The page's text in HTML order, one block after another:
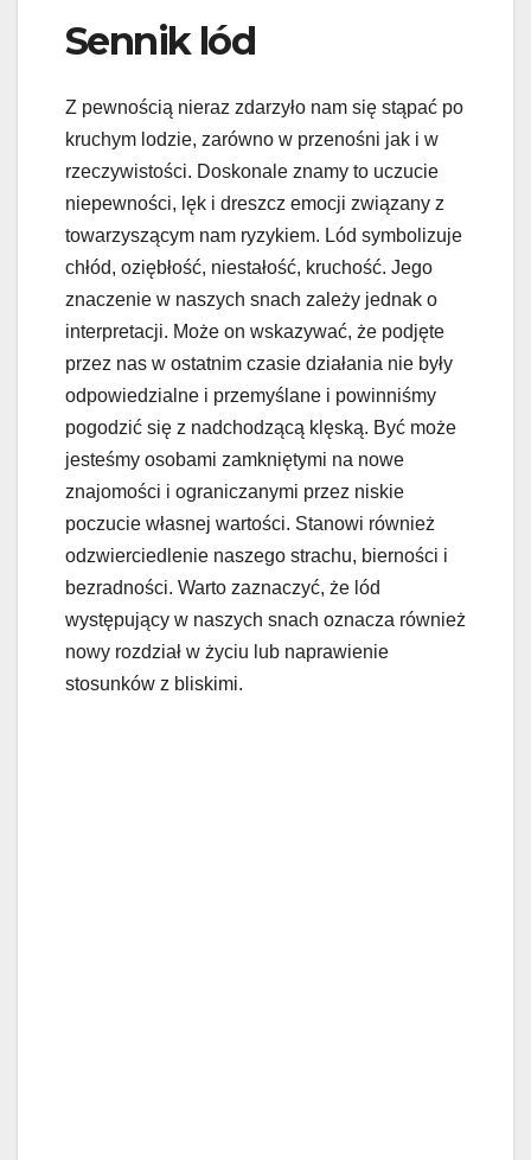
Sennik lód
Z pewnością nieraz zdarzyło nam się stąpać po
kruchym lodzie, zarówno w przenośni jak i w
rzeczywistości. Doskonale znamy to uczucie
niepewności, lęk i dreszcz emocji związany z
towarzyszącym nam ryzykiem. Lód symbolizuje
chłód, oziębłość, niestałość, kruchość. Jego
znaczenie w naszych snach zależy jednak o
interpretacji. Może on wskazywać, że podjęte
przez nas w ostatnim czasie działania nie były
odpowiedzialne i przemyślane i powinniśmy
pogodzić się z nadchodzącą klęską. Być może
jesteśmy osobami zamkniętymi na nowe
znajomości i ograniczanymi przez niskie
poczucie własnej wartości. Stanowi również
odzwierciedlenie naszego strachu, bierności i
bezradności. Warto zaznaczyć, że lód
występujący w naszych snach oznacza również
nowy rozdział w życiu lub naprawienie
stosunków z bliskimi.